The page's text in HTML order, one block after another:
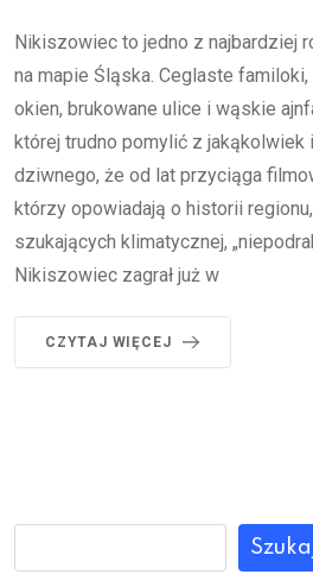
Nikiszowiec to jedno z najbardziej
na mapie Śląska. Ceglaste
okien, brukowane ulice i wąskie
której trudno pomylić z jakąkolwiek
dziwnego, że od lat przyciąga
którzy opowiadają o historii
szukających klimatycznej,
Nikiszowiec zagrał już w
CZYTAJ WIĘCEJ